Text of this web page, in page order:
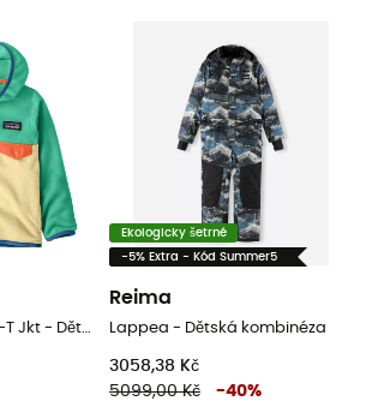
Ekologicky šetrné
-5% Extra - Kód Summer5
Reima
Lappea - Dětská kombinéza
3058,38 Kč
5099,00 Kč
-40%